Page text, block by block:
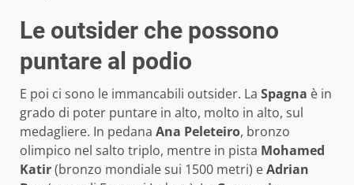
Le outsider che possono
puntare al podio
E poi ci sono le immancabili outsider. La Spagna è in
grado di poter puntare in alto, molto in alto, sul
medagliere. In pedana Ana Peleteiro, bronzo
olimpico nel salto triplo, mentre in pista Mohamed
Katir(bronzo mondiale sui 1500 metri) eAdrian